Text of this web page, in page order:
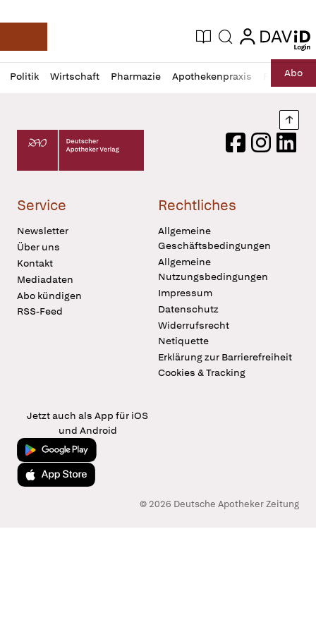
Deutsche Apotheker Zeitung
Aktuelle Ausgabe
Suche login
login
Politik Wirtschaft Pharmazie Apothekenpraxis RechtAbo
Profil
öffnen
Daz
Pur
Deutscher Apotheker Verlag Logo
FacebookInstagram
Service
Newsletter
Über uns
Kontakt
Mediadaten
Abo kündigen
RSS-Feed
Rechtliches
Allgemeine
Geschäftsbedingungen
Allgemeine
Nutzungsbedingungen
Impressum
Datenschutz
Widerrufsrecht
Netiquette
Erklärung zur Barrierefreiheit
Cookies & Tracking
Jetzt auch als App für iOS
und Android
Jetzt bei Google Play
Laden im App Store
© 2026 Deutsche Apotheker Zeitung